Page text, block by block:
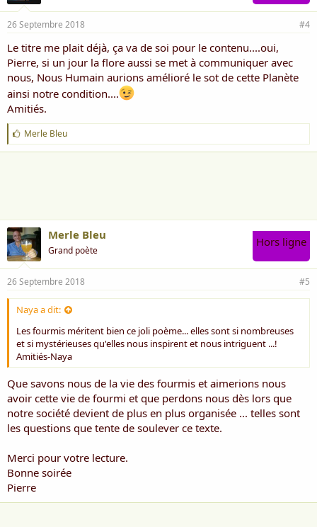
26 Septembre 2018 #4
Le titre me plait déjà, ça va de soi pour le contenu....oui,
Pierre, si un jour la flore aussi se met à communiquer avec
nous, Nous Humain aurions amélioré le sot de cette Planète
ainsi notre condition....
Amitiés.
J
'
a
Merle Bleu
Merle Bleu
Grand poète
Hors ligne
26 Septembre 2018 #5
Naya a dit:
Les fourmis méritent bien ce joli poème... elles sont si nombreuses
et si mystérieuses qu'elles nous inspirent et nous intriguent ...!
Amitiés-Naya
Que savons nous de la vie des fourmis et aimerions nous
avoir cette vie de fourmi et que perdons nous dès lors que
notre société devient de plus en plus organisée ... telles sont
les questions que tente de soulever ce texte.
Merci pour votre lecture.
Bonne soirée
Pierre